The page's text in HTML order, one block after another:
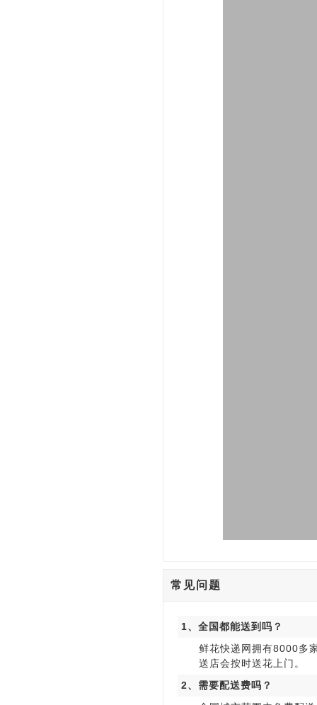
常见问题
1、全国都能送到吗？
鲜花快递网拥有8000多
送店会按时送花上门。
2、需要配送费吗？